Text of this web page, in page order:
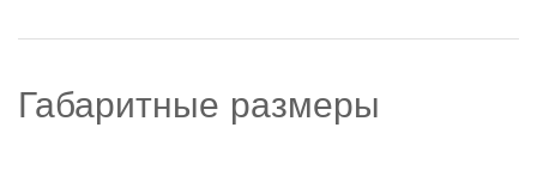
Габаритные размеры